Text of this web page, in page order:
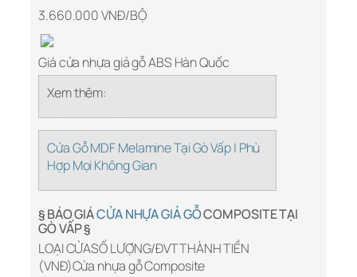
3.660.000 VNĐ/BỘ
Giá cửa nhựa giả gỗ ABS Hàn Quốc
Xem thêm:
Cửa Gỗ MDF Melamine Tại Gò Vấp | Phù
Hợp Mọi Không Gian
§ BÁO GIÁCỬA NHỰA GIẢ GỖCOMPOSITE TẠI
GÒ VẤP §
LOẠI CỬASỐ LƯỢNG/ĐVTTHÀNH TIỀN
(VNĐ)Cửa nhựa gỗ Composite